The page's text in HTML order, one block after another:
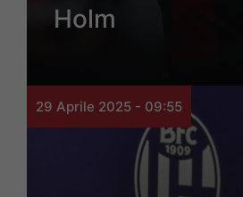
Holm
29 Aprile 2025 - 09:55